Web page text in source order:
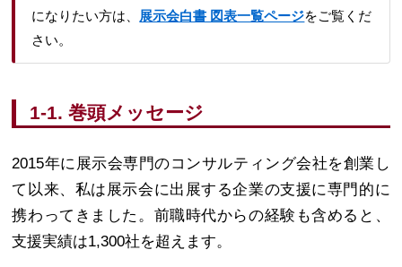
になりたい方は、 展示会白書 図表一覧ページをご覧くだ
さい。
1-1. 巻頭メッセージ
2015年に展示会専門のコンサルティング会社を創業し
て以来、私は展示会に出展する企業の支援に専門的に
携わってきました。前職時代からの経験も含めると、
支援実績は1,300社を超えます。